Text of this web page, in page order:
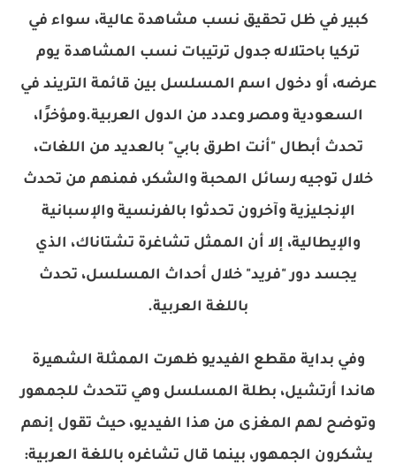
كبير في ظل تحقيق نسب مشاهدة عالية، سواء في
تركيا باحتلاله جدول ترتيبات نسب المشاهدة يوم
عرضه، أو دخول اسم المسلسل بين قائمة التريند في
السعودية ومصر وعدد من الدول العربية.ومؤخرًا،
تحدث أبطال "أنت اطرق بابي" بالعديد من اللغات،
خلال توجيه رسائل المحبة والشكر، فمنهم من تحدث
الإنجليزية وآخرون تحدثوا بالفرنسية والإسبانية
والإيطالية، إلا أن الممثل تشاغرة تشتاناك، الذي
يجسد دور "فريد" خلال أحداث المسلسل، تحدث
باللغة العربية.
وفي بداية مقطع الفيديو ظهرت الممثلة الشهيرة
هاندا أرتشيل، بطلة المسلسل وهي تتحدث للجمهور
وتوضح لهم المغزى من هذا الفيديو، حيث تقول إنهم
يشكرون الجمهور، بينما قال تشاغره باللغة العربية: